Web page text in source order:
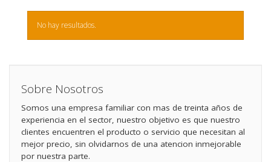
No hay resultados.
Sobre Nosotros
Somos una empresa familiar con mas de treinta años de
experiencia en el sector, nuestro objetivo es que nuestro
clientes encuentren el producto o servicio que necesitan al
mejor precio, sin olvidarnos de una atencion inmejorable
por nuestra parte.